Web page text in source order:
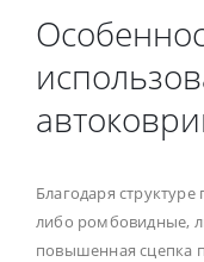
Благодаря структуре
либо ромбовидные,
повышенная сцепка